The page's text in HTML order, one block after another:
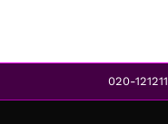
020-121211